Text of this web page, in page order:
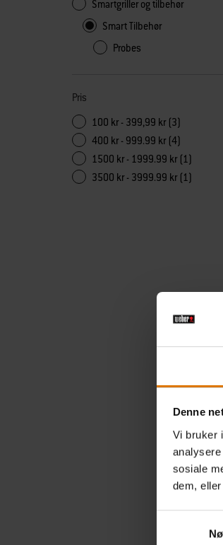
Denne
Vi bruker
sosiale
dem,
Smartgriller og tilbehør
Smart Tilbehør
Probes
Pris
100 kr - 399,99 kr (3)
400 kr - 999.99 kr (4)
1500 kr - 1999.99 kr (1)
3500 kr - 3999.99 kr (1)